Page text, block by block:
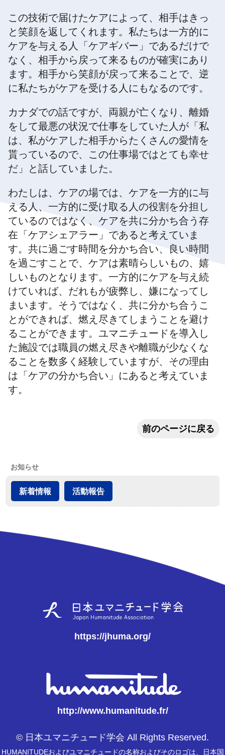
この技術で届けたケアによって、相手はきっ
と笑顔を返してくれます。私たちは一方的に
ケアを与える人「ケアギバー」であるだけで
なく、相手から戻って来るものが確実にあり
ます。相手から笑顔が戻って来ることで、逆
に私たちがケアを受ける人にもなるのです。
カナダでの話ですが、両親が亡くなり、離婚
をして最悪の状況で仕事をしていた人が「私
は、私がケアした相手からたくさんの愛情を
貰っているので、この仕事場ではとても幸せ
だ」と話していました。
わたしは、ケアの場では、ケアを一方的に与
える人、一方的に受け取る人の役割を分担し
ているのではなく、ケアを共に分かち合う存
在「ケアシェアラー」であると考えていま
す。共に過ごす時間を分かち合い、良い時間
を過ごすことで、ケアは素晴らしいもの、嬉
しいものとなります。一方的にケアを与え続
けていれば、だれもが疲弊し、嫌になってし
まいます。そうではなく、共に分かち合うこ
とができれば、燃え尽きてしまうことを避け
ることができます。ユマニチュードを導入し
た施設では職員の燃え尽きや離職が少なくな
ることを数多く経験していますが、その理由
は「ケアの分かち合い」にあると考えていま
す。
前のページに戻る
お知らせ
新着情報 活動報告
https://jhuma.org/
http://www.humanitude.fr/
© 日本ユマニチュード学会 All Rights Reserved.
HUMANITUDEおよびユマニチュードの名称およびそのロゴは、日本国